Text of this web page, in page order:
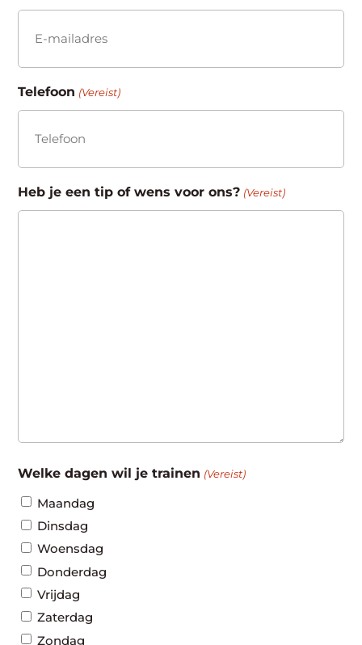
Telefoon (Vereist)
Heb je een tip of wens voor ons? (Vereist)
Welke dagen wil je trainen (Vereist)
Maandag
Dinsdag
Woensdag
Donderdag
Vrijdag
Zaterdag
Zondag